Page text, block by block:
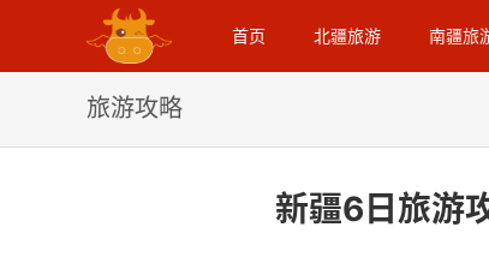
首页 北疆旅游 南疆旅
旅游攻略
新疆6日旅游